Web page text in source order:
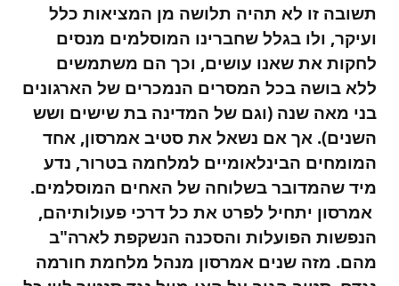
תשובה זו לא תהיה תלושה מן המציאות כלל
ועיקר, ולו בגלל שחברינו המוסלמים מנסים
לחקות את שאנו עושים, וכך הם משתמשים
ללא בושה בכל המסרים הנמכרים של הארגונים
בני מאה שנה (וגם של המדינה בת שישים ושש
השנים). אך אם נשאל את סטיב אמרסון, אחד
המומחים הבינלאומיים למלחמה בטרור, נדע
מיד שהמדובר בשלוחה של האחים המוסלמים.
אמרסון יתחיל לפרט את כל דרכי פעולותיהם,
הנפשות הפועלות והסכנה הנשקפת לארה"ב
מהם. מזה שנים אמרסון מנהל מלחמת חורמה